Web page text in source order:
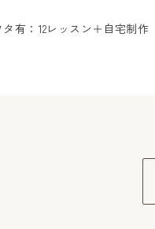
：12レッスン＋自宅制作